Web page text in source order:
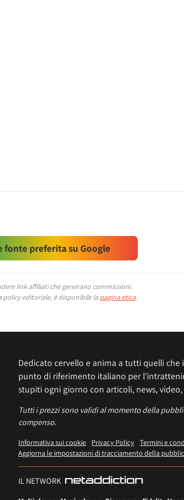
fonte preferita su Google
link affiliati che generano commissioni.
editoriale, è disponibile la pagina etica.
Dedicato cervello e anima a tutti quelli
punto di riferimento italiano per
stupiti ogni giorno con articoli, news,
Tutti i prezzi sono validi al momento della
compenso.
Informativa sui cookie Privacy Policy Termini e
Aggiorna le impostazioni di tracciamento della
IL NETWORK